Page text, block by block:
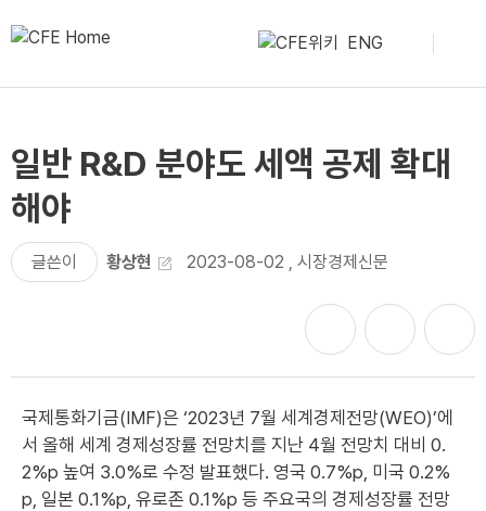
ENG
일반 R&D 분야도 세액 공제 확대
해야
글쓴이 황상현 2023-08-02 , 시장경제신문
국제통화기금(IMF)은 ‘2023년 7월 세계경제전망(WEO)’에
서 올해 세계 경제성장률 전망치를 지난 4월 전망치 대비 0.
2%p 높여 3.0%로 수정 발표했다. 영국 0.7%p, 미국 0.2%
p, 일본 0.1%p, 유로존 0.1%p 등 주요국의 경제성장률 전망